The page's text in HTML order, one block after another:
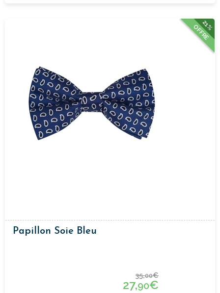
21%
OFFRE
Papillon Soie Bleu
35,00€
27,90€